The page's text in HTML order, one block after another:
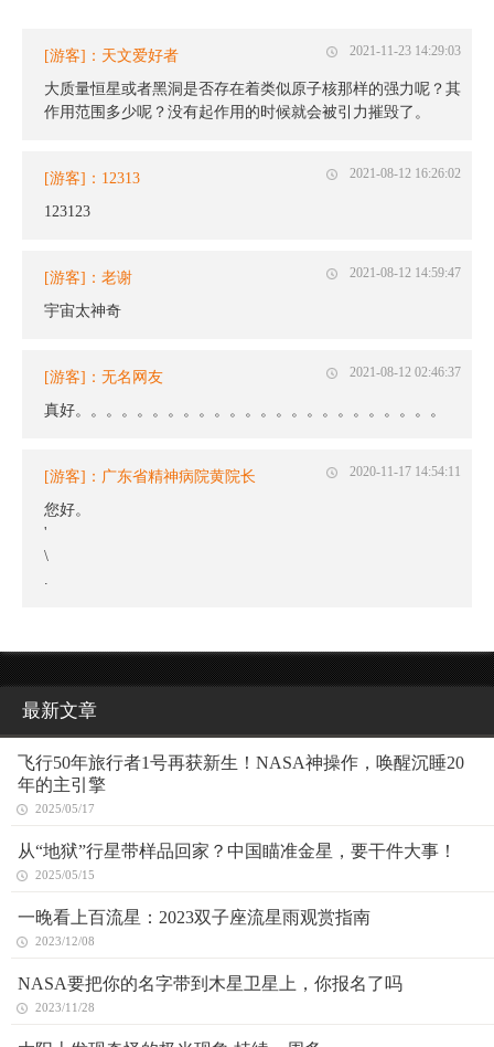
2021-11-23 14:29:03
[游客]：天文爱好者
大质量恒星或者黑洞是否存在着类似原子核那样的强力呢？其
作用范围多少呢？没有起作用的时候就会被引力摧毁了。
2021-08-12 16:26:02
[游客]：12313
123123
2021-08-12 14:59:47
[游客]：老谢
宇宙太神奇
2021-08-12 02:46:37
[游客]：无名网友
真好。。。。。。。。。。。。。。。。。。。。。。。。
2020-11-17 14:54:11
[游客]：广东省精神病院黄院长
您好。
'
\
最新文章
飞行50年旅行者1号再获新生！NASA神操作，唤醒沉睡20
年的主引擎
2025/05/17
从“地狱”行星带样品回家？中国瞄准金星，要干件大事！
2025/05/15
一晚看上百流星：2023双子座流星雨观赏指南
2023/12/08
NASA要把你的名字带到木星卫星上，你报名了吗
2023/11/28